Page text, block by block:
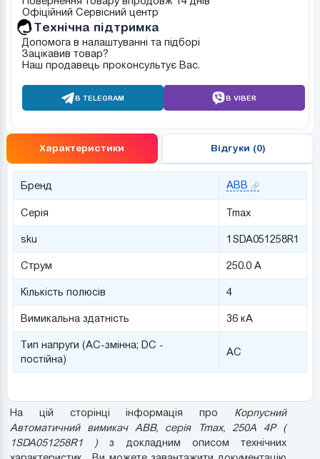
Офіційний Сервісний центр
Tехнічна підтримка
Допомога в налаштуванні та підборі
Зацікавив товар?
Наш продавець проконсультує Вас.
В TELEGRAM В VIBER
Характеристики Відгуки (0)
Бренд ABB
Серія Tmax
sku 1SDA051258R1
Струм 250.0 А
Кількість полюсів 4
Вимикальна здатність 36 кА
Тип напруги (AC-змінна; DC -
постійна)
AC
На цій сторінці інформація про Корпусний
Автоматичний вимикач ABB, серія Tmax, 250A 4P (
1SDA051258R1 ) з докладним описом технічних